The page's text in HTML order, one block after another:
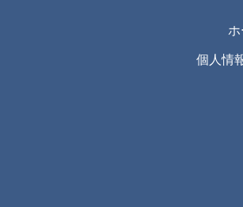
ホ
個人情